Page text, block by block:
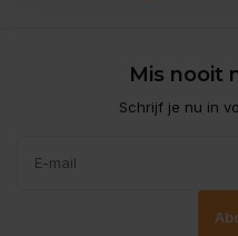
Mis nooit
Schrijf je nu in